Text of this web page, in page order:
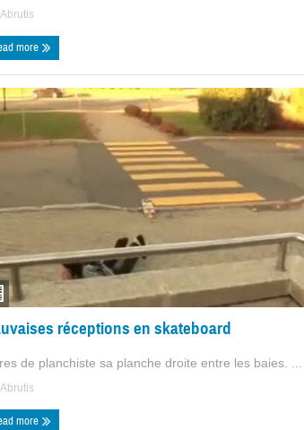
Abrutis
more
réceptions en skateboard
de planchiste sa planche droite entre les baies. ...
Abrutis
more